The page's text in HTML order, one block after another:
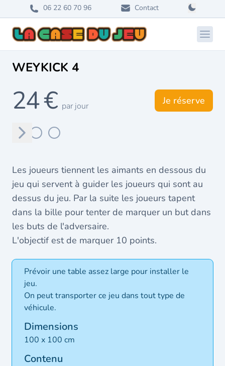
06 22 60 70 96 Contact
WEYKICK 4
24 € par jour Je réserve
Suivant
Les joueurs tiennent les aimants en dessous du
jeu qui servent à guider les joueurs qui sont au
dessus du jeu. Par la suite les joueurs tapent
dans la bille pour tenter de marquer un but dans
les buts de l'adversaire.
L'objectif est de marquer 10 points.
Prévoir une table assez large pour installer le
jeu.
On peut transporter ce jeu dans tout type de
véhicule.
Dimensions
100 x 100 cm
Contenu